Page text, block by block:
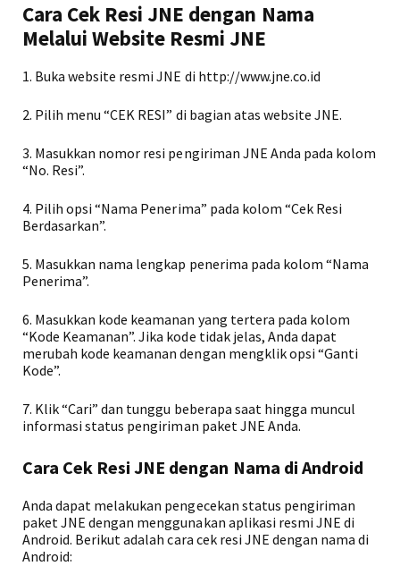
Cara Cek Resi JNE dengan Nama
Melalui Website Resmi JNE
1. Buka website resmi JNE di http://www.jne.co.id
2. Pilih menu “CEK RESI” di bagian atas website JNE.
3. Masukkan nomor resi pengiriman JNE Anda pada kolom
“No. Resi”.
4. Pilih opsi “Nama Penerima” pada kolom “Cek Resi
Berdasarkan”.
5. Masukkan nama lengkap penerima pada kolom “Nama
Penerima”.
6. Masukkan kode keamanan yang tertera pada kolom
“Kode Keamanan”. Jika kode tidak jelas, Anda dapat
merubah kode keamanan dengan mengklik opsi “Ganti
Kode”.
7. Klik “Cari” dan tunggu beberapa saat hingga muncul
informasi status pengiriman paket JNE Anda.
Cara Cek Resi JNE dengan Nama di Android
Anda dapat melakukan pengecekan status pengiriman
paket JNE dengan menggunakan aplikasi resmi JNE di
Android. Berikut adalah cara cek resi JNE dengan nama di
Android: